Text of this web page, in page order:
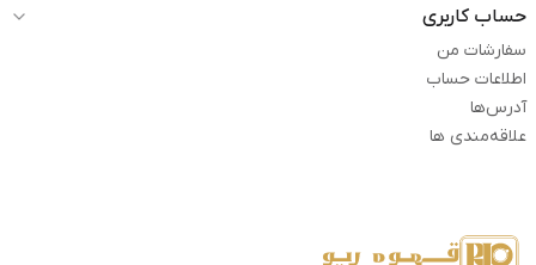
حساب کاربری
سفارشات من
اطلاعات حساب
آدرس‌ها
علاقه‌مندی ها